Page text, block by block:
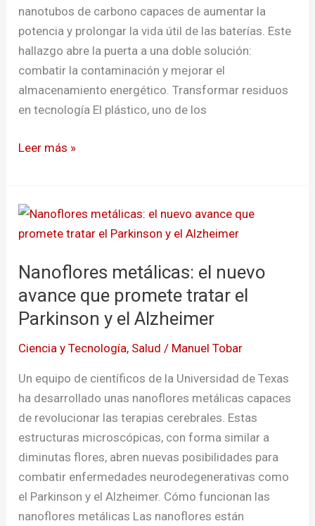
nanotubos de carbono capaces de aumentar la
potencia y prolongar la vida útil de las baterías. Este
hallazgo abre la puerta a una doble solución:
combatir la contaminación y mejorar el
almacenamiento energético. Transformar residuos
en tecnología El plástico, uno de los
Leer más »
Nanoflores metálicas: el nuevo
avance que promete tratar el
Parkinson y el Alzheimer
Ciencia y Tecnología, Salud / Manuel Tobar
Un equipo de científicos de la Universidad de Texas
ha desarrollado unas nanoflores metálicas capaces
de revolucionar las terapias cerebrales. Estas
estructuras microscópicas, con forma similar a
diminutas flores, abren nuevas posibilidades para
combatir enfermedades neurodegenerativas como
el Parkinson y el Alzheimer. Cómo funcionan las
nanoflores metálicas Las nanoflores están
Nanoflores
metálicas:
nuevo
avance
que
tratar